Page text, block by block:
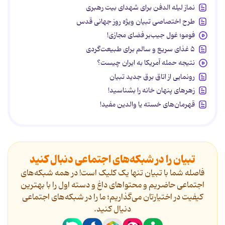
نماز لیله الدفن برای شهدای بیت رهبری
طرح اختصاصی تبیان ویژه روز جهانی قدس
فومو؛ غول جیب‌بر فضای مجازی!
۵ غذای سریع و سالم برای طبیعت‌گردی
نتیجه حمله آمریکا به ایران چیست؟
رونمایی از اتاق برق جدید تبیان
زهرهای پنهان خانه را بشناسید!
قهرمان‌های خسته یا والدین مفید!
تبیان را در شبکه‌های اجتماعی دنبال کنید
فاصله شما با تبیان تنها یک کلیک است! در همه شبکه‌های
اجتماعی حاضریم و محتواهای داغ و دسته اول را با بهترین
کیفیت در اختیارتان می‌گذاریم؛ ما را در شبکه‌های اجتماعی
دنیال کنید.